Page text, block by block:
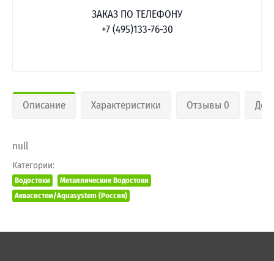
ЗАКАЗ ПО ТЕЛЕФОНУ
+7 (495)133-76-30
Описание Характеристики Отзывы 0
null
Категории:
Водостоки
Металлические Водостоки
Аквасистем/Aquasystem (Россия)